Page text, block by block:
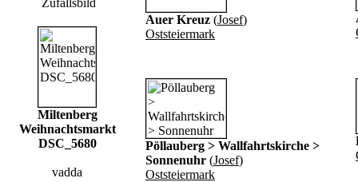
Zufallsbild
Miltenberg
Weihnachtsmarkt
DSC_5680
vadda
Auer Kreuz (Josef)
Oststeiermark
Pöllauberg > Wallfahrtskirche >
Sonnenuhr (Josef)
Oststeiermark